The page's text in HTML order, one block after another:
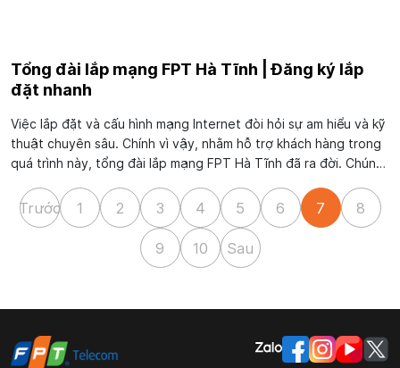
Tổng đài lắp mạng FPT Hà Tĩnh | Đăng ký lắp
đặt nhanh
Việc lắp đặt và cấu hình mạng Internet đòi hỏi sự am hiểu và kỹ
thuật chuyên sâu. Chính vì vậy, nhằm hỗ trợ khách hàng trong
quá trình này, tổng đài lắp mạng FPT Hà Tĩnh đã ra đời. Chúng
internet trong...
Trước 1 2 3 4 5 6 7 8
9 10 Sau